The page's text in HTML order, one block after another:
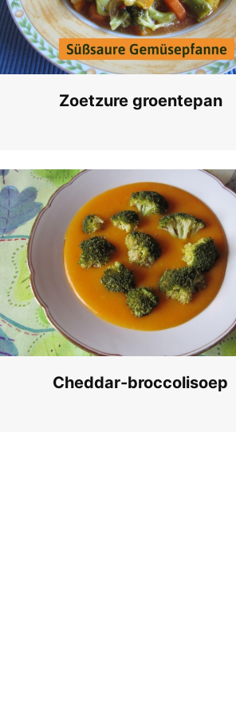
Zoet­zu­re groentepan
Ched­dar-broc­co­li­soep